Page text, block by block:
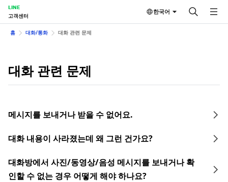
LINE
고객센터
한국어
홈 대화/통화 대화 관련 문제
대화 관련 문제
메시지를 보내거나 받을 수 없어요.
대화 내용이 사라졌는데 왜 그런 건가요?
대화방에서 사진/동영상/음성 메시지를 보내거나 확
인할 수 없는 경우 어떻게 해야 하나요?